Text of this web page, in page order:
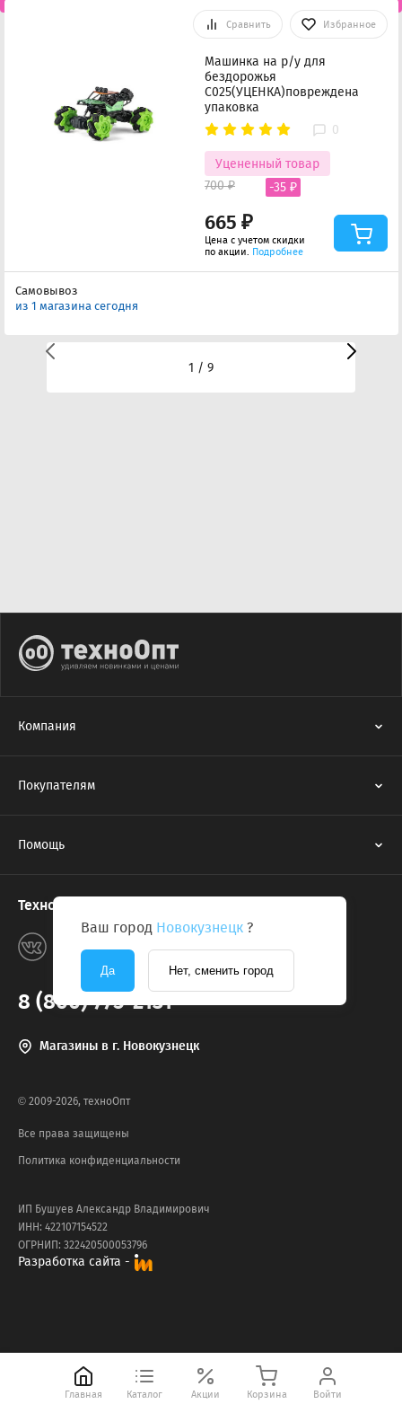
Главная Каталог Акции Корзина Войти
Сравнить Избранное
Машинка на р/у для
бездорожья
C025(УЦЕНКА)повреждена
упаковка
0
Уцененный товар
665 ₽
700 ₽ -35 ₽
Цена с учетом скидки
по акции. Подробнее
Самовывоз
из 1 магазина сегодня
1 / 9
Ваш город Новокузнецк ?
Да Нет, сменить город
Компания
Покупателям
Помощь
Техноопт в соцсетях
8 (800) 775-2131
Магазины в г. Новокузнецк
© 2009-2026, техноОпт
Все права защищены
Политика конфиденциальности
ИП Бушуев Александр Владимирович
ИНН: 422107154522
ОГРНИП: 322420500053796
Разработка сайта -